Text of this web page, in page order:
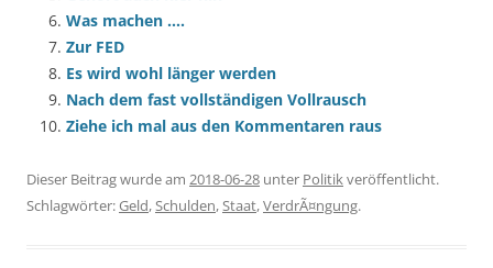
Was machen ….
Zur FED
Es wird wohl länger werden
Nach dem fast vollständigen Vollrausch
Ziehe ich mal aus den Kommentaren raus
Dieser Beitrag wurde am 2018-06-28 unter Politikveröffentlicht.
Schlagwörter:Geld,Schulden,Staat,VerdrÃ¤ngung.